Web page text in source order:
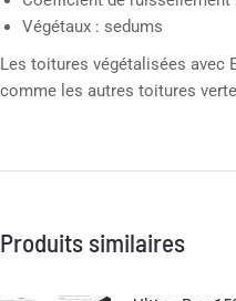
Végétaux : sedums
Les toitures végétalisées avec
comme les autres toitures
Produits similaires